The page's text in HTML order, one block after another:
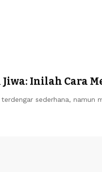
Inilah Cara
terdengar sederhana, namun